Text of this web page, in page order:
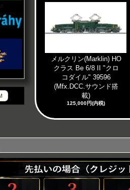
メルクリン(Marklin) HO
クラス Be 6/8 II "クロ
コダイル" 39596
(Mfx.DCC.サウンド搭
載)
125,000円(内税)